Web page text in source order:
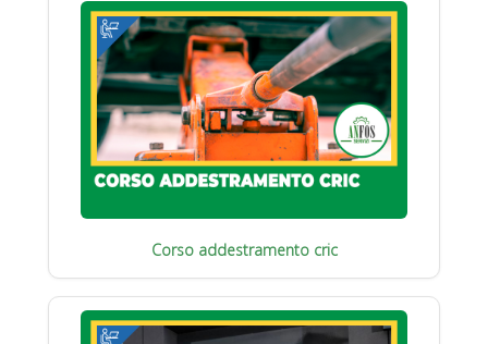
Corso addestramento cric